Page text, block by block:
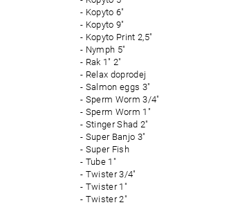
Kopyto 6"
Kopyto 9"
Kopyto Print 2,5"
Nymph 5"
Rak 1" 2"
Relax doprodej
Salmon eggs 3"
Sperm Worm 3/4"
Sperm Worm 1"
Stinger Shad 2"
Super Banjo 3"
Super Fish
Tube 1"
Twister 3/4"
Twister 1"
Twister 2"